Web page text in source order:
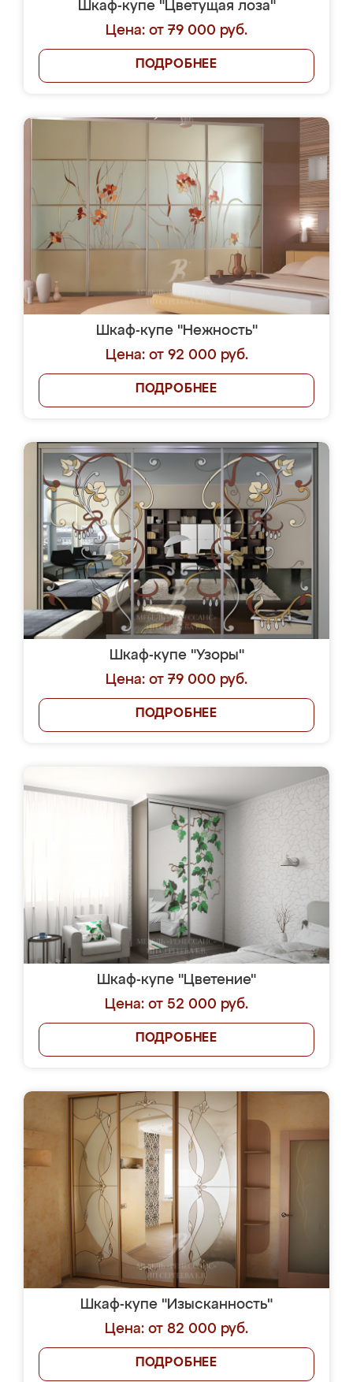
Шкаф-купе "Цветущая лоза"
Цена: от 79 000 руб.
ПОДРОБНЕЕ
Шкаф-купе "Нежность"
Цена: от 92 000 руб.
ПОДРОБНЕЕ
Шкаф-купе "Узоры"
Цена: от 79 000 руб.
ПОДРОБНЕЕ
Шкаф-купе "Цветение"
Цена: от 52 000 руб.
ПОДРОБНЕЕ
Шкаф-купе "Изысканность"
Цена: от 82 000 руб.
ПОДРОБНЕЕ